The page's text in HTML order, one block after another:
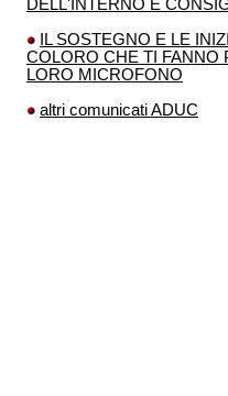
DELL'INTERNO E
IL SOSTEGNO E LE
COLORO CHE TI FANNO
LORO MICROFONO
altri comunicati ADUC